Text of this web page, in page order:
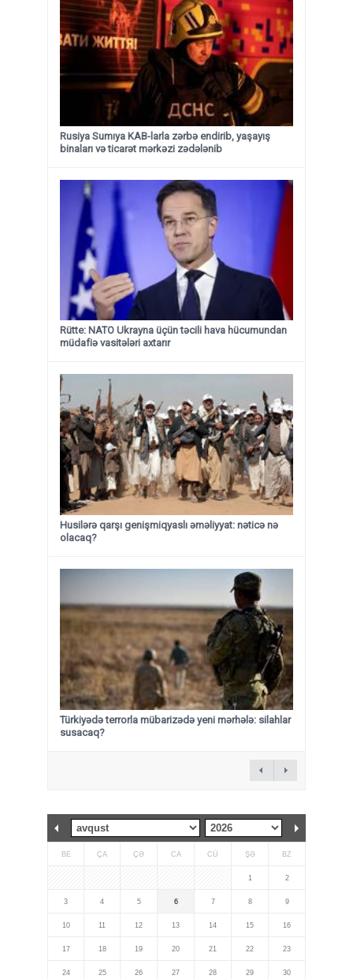
Rusiya Sumıya KAB-larla zərbə endirib, yaşayış
binaları və ticarət mərkəzi zədələnib
Rütte: NATO Ukrayna üçün təcili hava hücumundan
müdafiə vasitələri axtarır
Husilərə qarşı genişmiqyaslı əməliyyat: nəticə nə
olacaq?
Türkiyədə terrorla mübarizədə yeni mərhələ: silahlar
susacaq?
BE ÇA ÇƏ CA CÜ ŞƏ BZ
1 2
3 4 5 6 7 8 9
10 11 12 13 14 15 16
17 18 19 20 21 22 23
24 25 26 27 28 29 30